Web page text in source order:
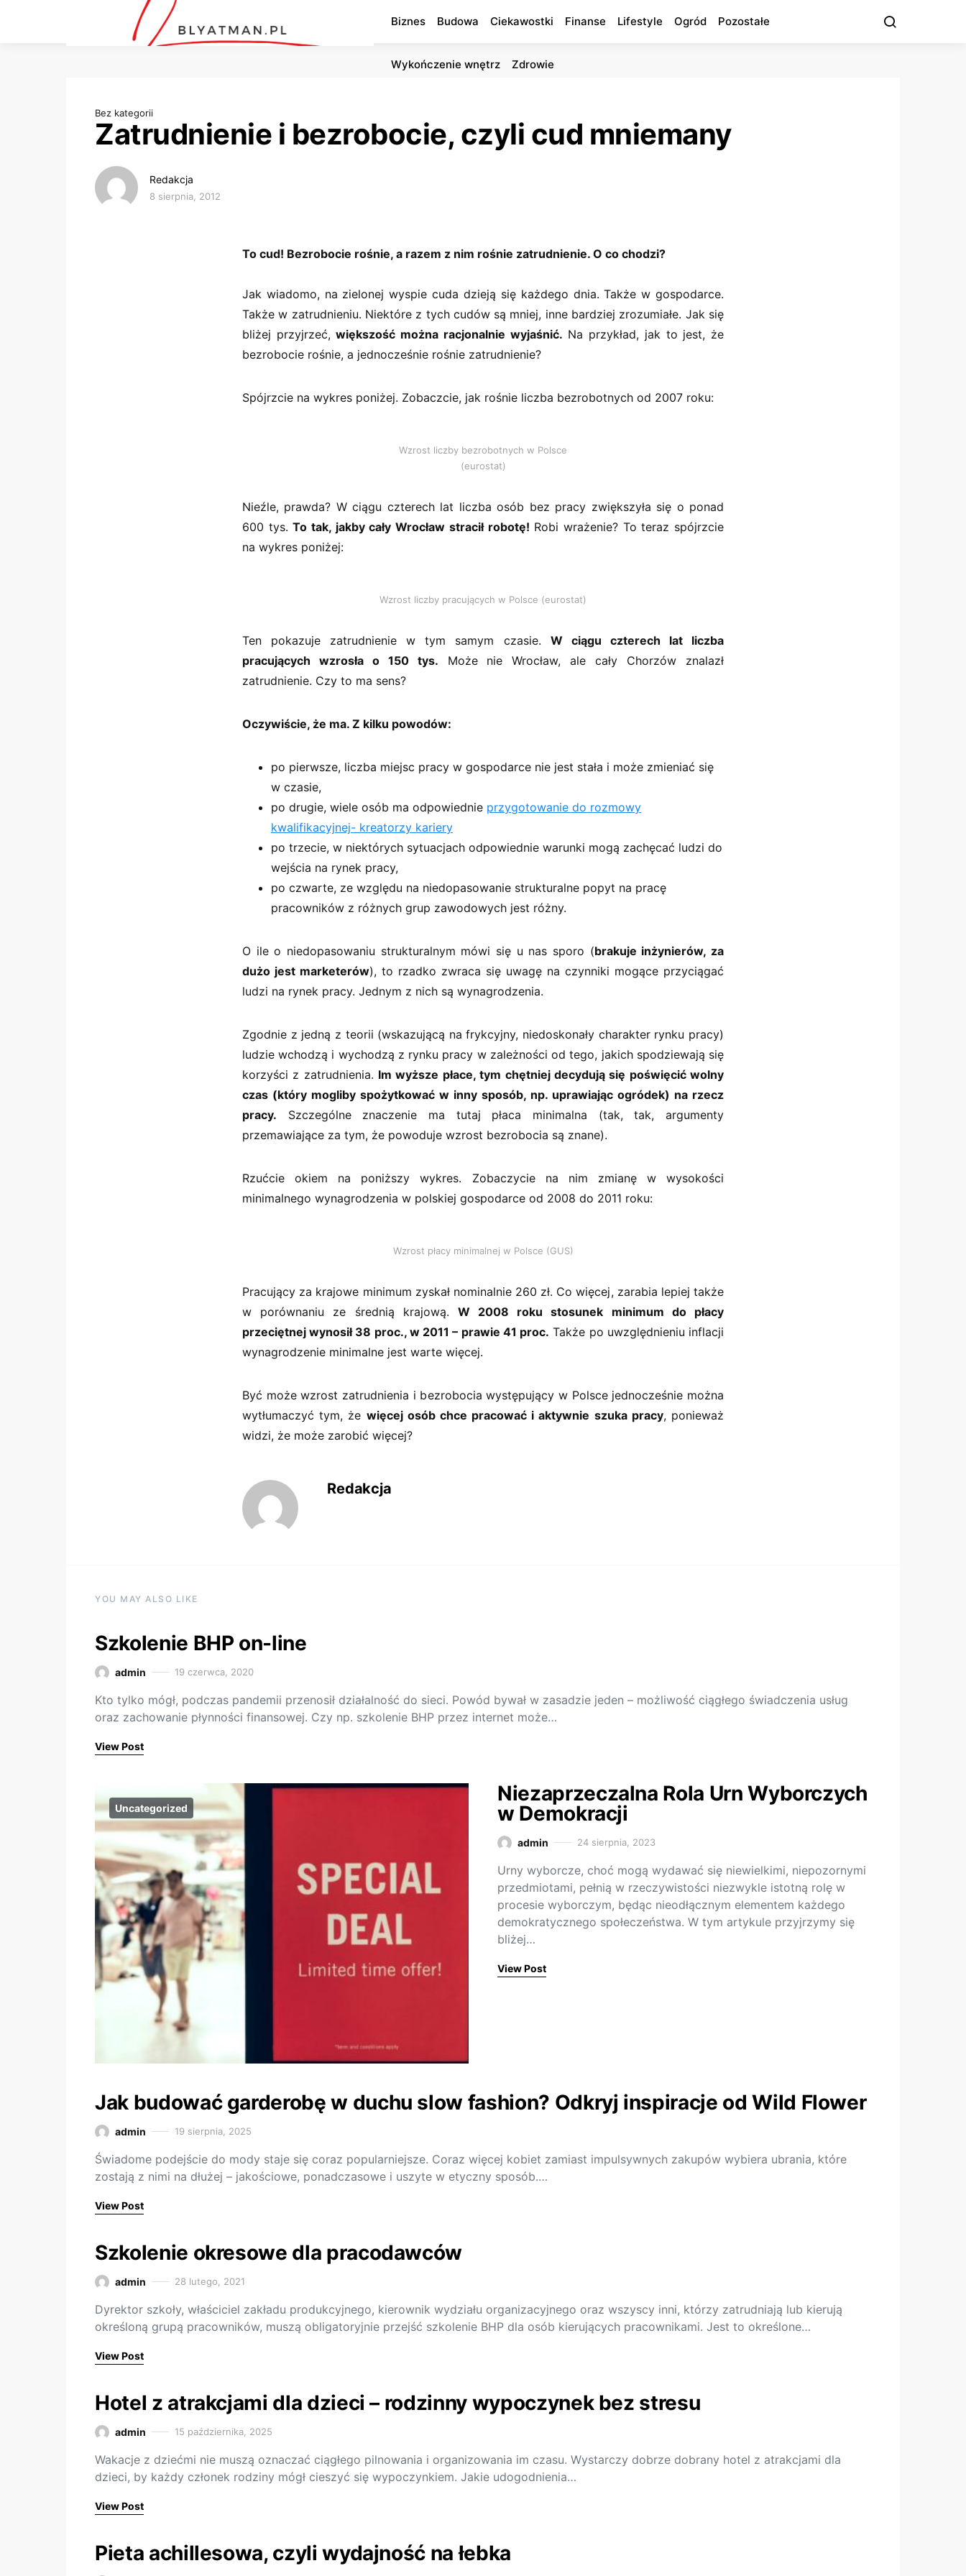
Biznes Budowa Ciekawostki Finanse Lifestyle Ogród Pozostałe
Wykończenie wnętrz Zdrowie
Bez kategorii
Zatrudnienie i bezrobocie, czyli cud mniemany
Redakcja
8 sierpnia, 2012
To cud! Bezrobocie rośnie, a razem z nim rośnie zatrudnienie. O co chodzi?
Jak wiadomo, na zielonej wyspie cuda dzieją się każdego dnia. Także w gospodarce.
Także w zatrudnieniu. Niektóre z tych cudów są mniej, inne bardziej zrozumiałe. Jak się
bliżej przyjrzeć,większość można racjonalnie wyjaśnić. Na przykład, jak to jest, że
bezrobocie rośnie, a jednocześnie rośnie zatrudnienie?
Spójrzcie na wykres poniżej. Zobaczcie, jak rośnie liczba bezrobotnych od 2007 roku:
Wzrost liczby bezrobotnych w Polsce
(eurostat)
Nieźle, prawda? W ciągu czterech lat liczba osób bez pracy zwiększyła się o ponad
600 tys.To tak, jakby cały Wrocław stracił robotę! Robi wrażenie? To teraz spójrzcie
na wykres poniżej:
Wzrost liczby pracujących w Polsce (eurostat)
Ten pokazuje zatrudnienie w tym samym czasie. W ciągu czterech lat liczba
pracujących wzrosła o 150 tys. Może nie Wrocław, ale cały Chorzów znalazł
zatrudnienie. Czy to ma sens?
Oczywiście, że ma. Z kilku powodów:
po pierwsze, liczba miejsc pracy w gospodarce nie jest stała i może zmieniać się
w czasie,
po drugie, wiele osób ma odpowiednie przygotowanie do rozmowy
kwalifikacyjnej- kreatorzy kariery
po trzecie, w niektórych sytuacjach odpowiednie warunki mogą zachęcać ludzi do
wejścia na rynek pracy,
po czwarte, ze względu na niedopasowanie strukturalne popyt na pracę
pracowników z różnych grup zawodowych jest różny.
O ile o niedopasowaniu strukturalnym mówi się u nas sporo (brakuje inżynierów, za
dużo jest marketerów), to rzadko zwraca się uwagę na czynniki mogące przyciągać
ludzi na rynek pracy. Jednym z nich są wynagrodzenia.
Zgodnie z jedną z teorii (wskazującą na frykcyjny, niedoskonały charakter rynku pracy)
ludzie wchodzą i wychodzą z rynku pracy w zależności od tego, jakich spodziewają się
korzyści z zatrudnienia. Im wyższe płace, tym chętniej decydują się poświęcić wolny
czas (który mogliby spożytkować w inny sposób, np. uprawiając ogródek) na rzecz
pracy. Szczególne znaczenie ma tutaj płaca minimalna (tak, tak, argumenty
przemawiające za tym, że powoduje wzrost bezrobocia są znane).
Rzućcie okiem na poniższy wykres. Zobaczycie na nim zmianę w wysokości
minimalnego wynagrodzenia w polskiej gospodarce od 2008 do 2011 roku:
Wzrost płacy minimalnej w Polsce (GUS)
Pracujący za krajowe minimum zyskał nominalnie 260 zł. Co więcej, zarabia lepiej także
w porównaniu ze średnią krajową. W 2008 roku stosunek minimum do płacy
przeciętnej wynosił 38 proc., w 2011 – prawie 41 proc. Także po uwzględnieniu inflacji
wynagrodzenie minimalne jest warte więcej.
Być może wzrost zatrudnienia i bezrobocia występujący w Polsce jednocześnie można
wytłumaczyć tym, że więcej osób chce pracować i aktywnie szuka pracy, ponieważ
widzi, że może zarobić więcej?
Redakcja
YOU MAY ALSO LIKE
Szkolenie BHP on-line
admin 19 czerwca, 2020
Kto tylko mógł, podczas pandemii przenosił działalność do sieci. Powód bywał w zasadzie jeden – możliwość ciągłego świadczenia usług
oraz zachowanie płynności finansowej. Czy np. szkolenie BHP przez internet może…
View Post
Uncategorized
Niezaprzeczalna Rola Urn Wyborczych
w Demokracji
admin 24 sierpnia, 2023
Urny wyborcze, choć mogą wydawać się niewielkimi, niepozornymi
przedmiotami, pełnią w rzeczywistości niezwykle istotną rolę w
procesie wyborczym, będąc nieodłącznym elementem każdego
demokratycznego społeczeństwa. W tym artykule przyjrzymy się
bliżej…
View Post
Jak budować garderobę w duchu slow fashion? Odkryj inspiracje od Wild Flower
admin 19 sierpnia, 2025
Świadome podejście do mody staje się coraz popularniejsze. Coraz więcej kobiet zamiast impulsywnych zakupów wybiera ubrania, które
zostają z nimi na dłużej – jakościowe, ponadczasowe i uszyte w etyczny sposób.…
View Post
Szkolenie okresowe dla pracodawców
admin 28 lutego, 2021
Dyrektor szkoły, właściciel zakładu produkcyjnego, kierownik wydziału organizacyjnego oraz wszyscy inni, którzy zatrudniają lub kierują
określoną grupą pracowników, muszą obligatoryjnie przejść szkolenie BHP dla osób kierujących pracownikami. Jest to określone…
View Post
Hotel z atrakcjami dla dzieci – rodzinny wypoczynek bez stresu
admin 15 października, 2025
Wakacje z dziećmi nie muszą oznaczać ciągłego pilnowania i organizowania im czasu. Wystarczy dobrze dobrany hotel z atrakcjami dla
dzieci, by każdy członek rodziny mógł cieszyć się wypoczynkiem. Jakie udogodnienia…
View Post
Pieta achillesowa, czyli wydajność na łebka